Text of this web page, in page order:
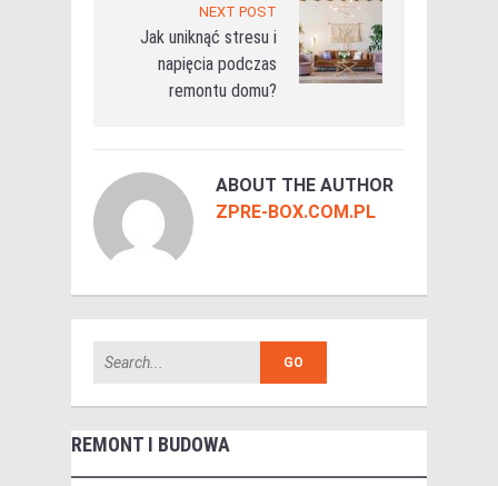
NEXT POST
Jak uniknąć stresu i
napięcia podczas
remontu domu?
ABOUT THE AUTHOR
ZPRE-BOX.COM.PL
REMONT I BUDOWA